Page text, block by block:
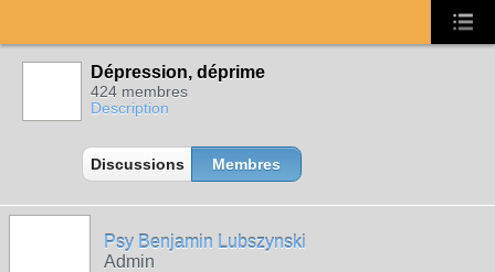
Dépression, déprime
424 membres
Description
Discussions Membres
Psy Benjamin Lubszynski
Admin